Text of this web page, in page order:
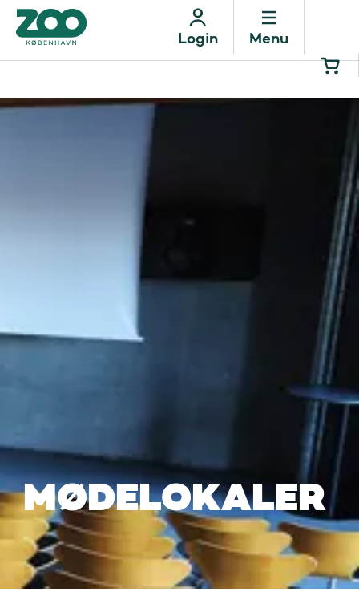
Menu
Login
MØDELOKALER